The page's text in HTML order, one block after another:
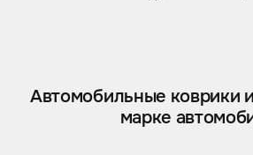
Автомобильные коврики
марке